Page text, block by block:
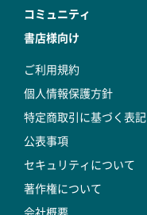
コミュニティ
書店様向け
ご利用規約
個人情報保護方針
特定商取引に基づく表記
公表事項
セキュリティについて
著作権について
会社概要